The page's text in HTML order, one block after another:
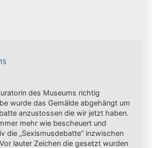
des Museums richtig
wurde das Gemälde abgehängt um
anzustossen die wir jetzt haben.
mehr wie bescheuert und
die „Sexismusdebatte“ inzwischen
lauter Zeichen die gesetzt wurden